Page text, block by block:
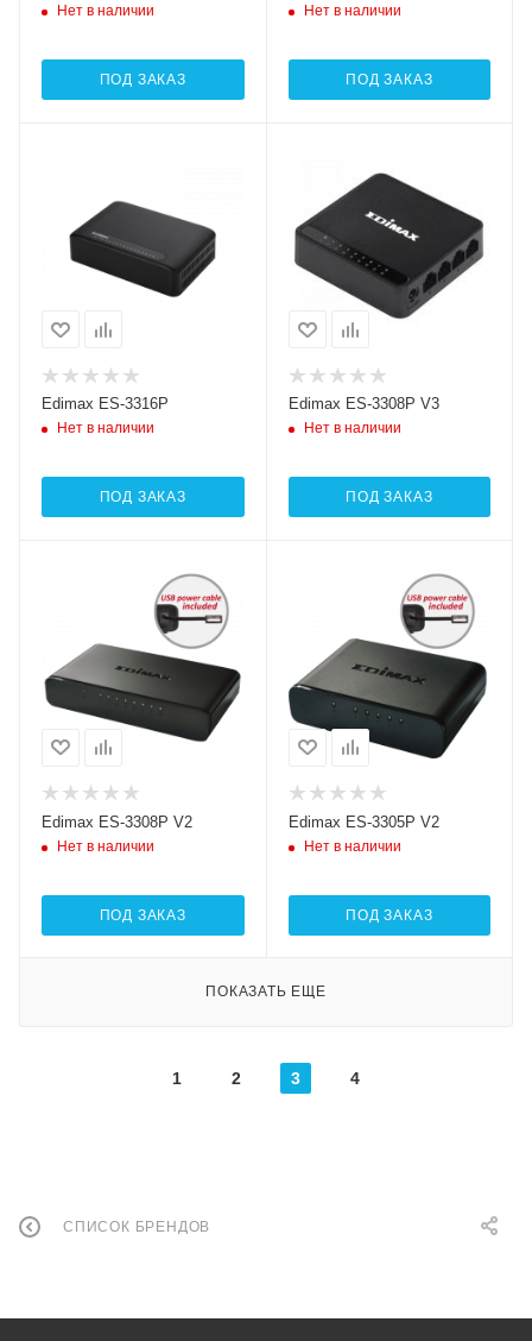
Нет в наличии
ПОД ЗАКАЗ
Нет в наличии
ПОД ЗАКАЗ
Edimax ES-3316P
Нет в наличии
ПОД ЗАКАЗ
Edimax ES-3308P V3
Нет в наличии
ПОД ЗАКАЗ
Edimax ES-3308P V2
Нет в наличии
ПОД ЗАКАЗ
Edimax ES-3305P V2
Нет в наличии
ПОД ЗАКАЗ
ПОКАЗАТЬ ЕЩЕ
1 2 3 4
СПИСОК БРЕНДОВ